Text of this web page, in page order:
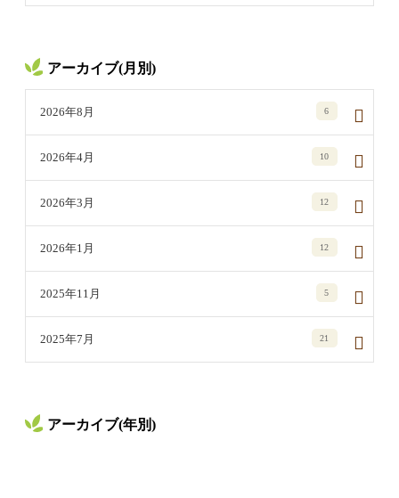
アーカイブ(月別)
2026年8月 6
2026年4月 10
2026年3月 12
2026年1月 12
2025年11月 5
2025年7月 21
アーカイブ(年別)